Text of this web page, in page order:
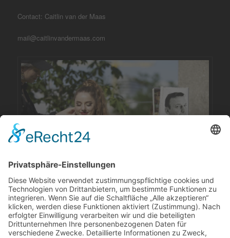
Contact: Caitlin van der Maas
mail@caitlinvandermaas.com
Foto: András Mezei Walke